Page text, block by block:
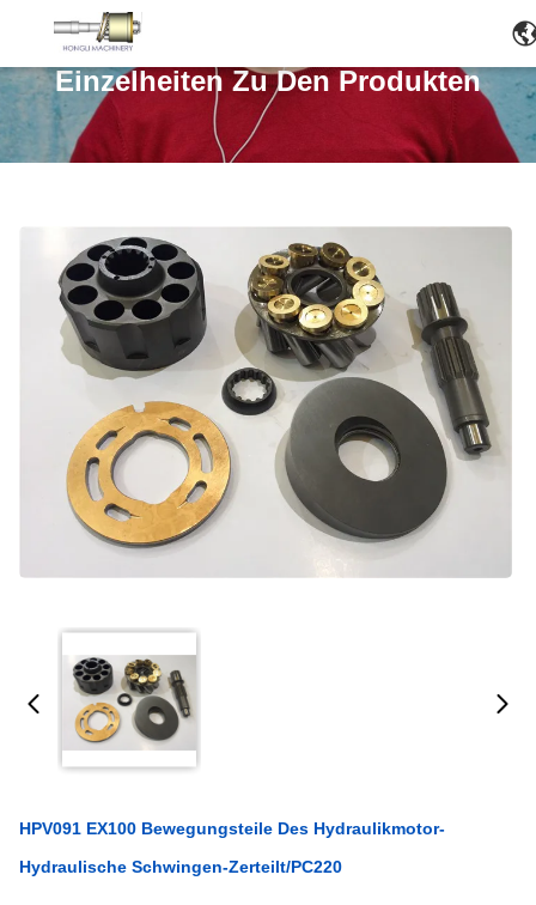
Einzelheiten Zu Den Produkten
HPV091 EX100 Bewegungsteile Des Hydraulikmotor-
Hydraulische Schwingen-Zerteilt/PC220